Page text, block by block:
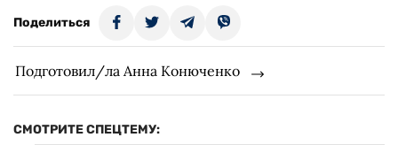
Поделиться
Подготовил/ла Анна Конюченко
СМОТРИТЕ СПЕЦТЕМУ: